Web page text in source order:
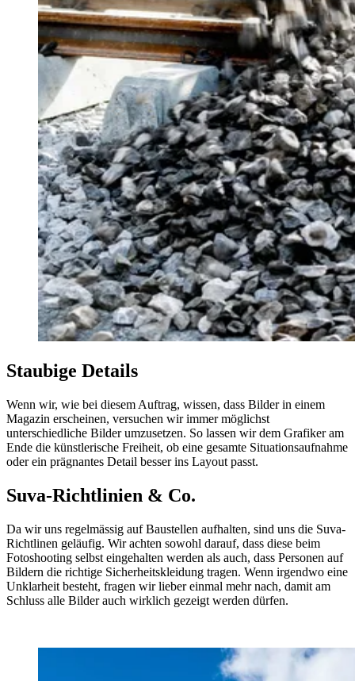
Staubige Details
Wenn wir, wie bei diesem Auftrag, wissen, dass Bilder in einem
Magazin erscheinen, versuchen wir immer möglichst
unterschiedliche Bilder umzusetzen. So lassen wir dem Grafiker am
Ende die künstlerische Freiheit, ob eine gesamte Situationsaufnahme
oder ein prägnantes Detail besser ins Layout passt.
Suva-Richtlinien & Co.
Da wir uns regelmässig auf Baustellen aufhalten, sind uns die Suva-
Richtlinen geläufig. Wir achten sowohl darauf, dass diese beim
Fotoshooting selbst eingehalten werden als auch, dass Personen auf
Bildern die richtige Sicherheitskleidung tragen. Wenn irgendwo eine
Unklarheit besteht, fragen wir lieber einmal mehr nach, damit am
Schluss alle Bilder auch wirklich gezeigt werden dürfen.